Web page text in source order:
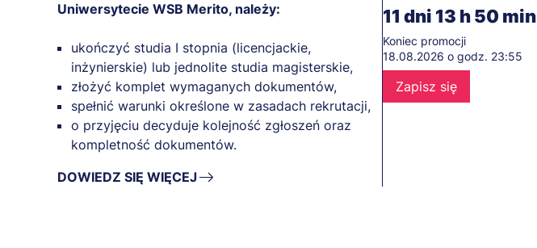
Uniwersytecie WSB Merito, należy:
ukończyć studia I stopnia (licencjackie,
inżynierskie) lub jednolite studia magisterskie,
złożyć komplet wymaganych dokumentów,
spełnić warunki określone w zasadach rekrutacji,
o przyjęciu decyduje kolejność zgłoszeń oraz
kompletność dokumentów.
DOWIEDZ SIĘ WIĘCEJ
11 dni 13 h50 min
Koniec promocji
18.08.2026 o godz. 23:55
Zapisz się